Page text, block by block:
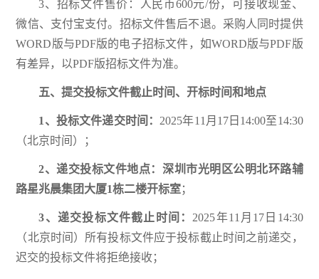
3、招标文件售价：人民币600元/份，可接收现金、
微信、支付宝支付。招标文件售后不退。采购人同时提供
WORD版与PDF版的电子招标文件，如WORD版与PDF版
有差异，以PDF版招标文件为准。
五、提交投标文件截止时间、开标时间和地点
1、 投标文件递交时间： 2025年11月17日14:00至14:30
（北京时间）；
2、递交投标文件地点： 深圳市光明区公明北环路辅
路星兆晨集团大厦1栋二楼开标室；
3、递交投标文件截止时间： 2025年11月17日14:30
（北京时间）所有投标文件应于投标截止时间之前递交，
迟交的投标文件将拒绝接收；